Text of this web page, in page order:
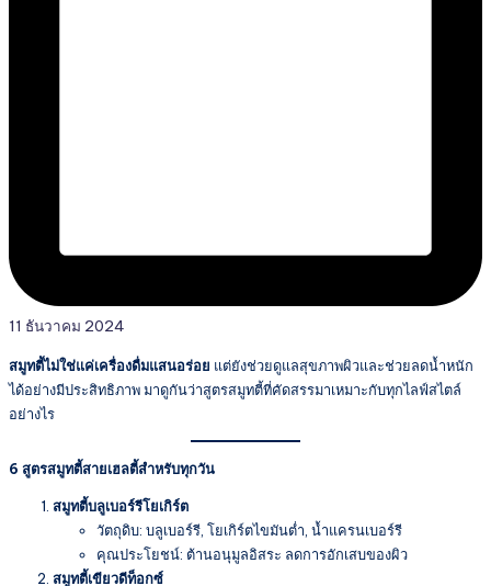
11 ธันวาคม 2024
สมูทตี้ไม่ใช่แค่เครื่องดื่มแสนอร่อย แต่ยังช่วยดูแลสุขภาพผิวและช่วยลดน้ำหนัก
ได้อย่างมีประสิทธิภาพ มาดูกันว่าสูตรสมูทตี้ที่คัดสรรมาเหมาะกับทุกไลฟ์สไตล์
อย่างไร
6 สูตรสมูทตี้สายเฮลตี้สำหรับทุกวัน
สมูทตี้บลูเบอร์รีโยเกิร์ต
วัตถุดิบ: บลูเบอร์รี, โยเกิร์ตไขมันต่ำ, น้ำแครนเบอร์รี
คุณประโยชน์: ต้านอนุมูลอิสระ ลดการอักเสบของผิว
สมูทตี้เขียวดีท็อกซ์